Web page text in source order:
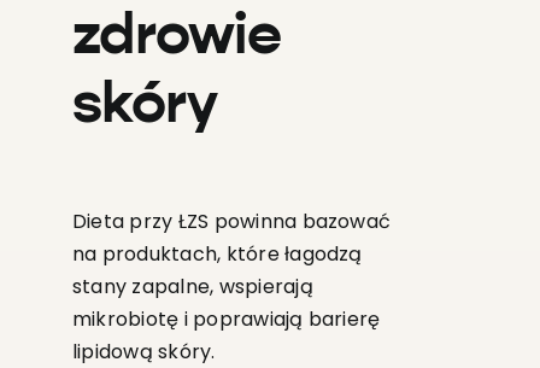
zdrowie
skóry
Dieta przy ŁZS powinna bazować
na produktach, które łagodzą
stany zapalne, wspierają
mikrobiotę i poprawiają barierę
lipidową skóry.